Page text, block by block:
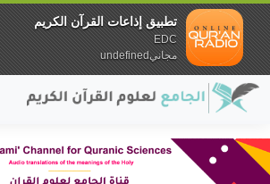
تطبيق إذاعات القرآن الكريم
EDC
مجانيundefined